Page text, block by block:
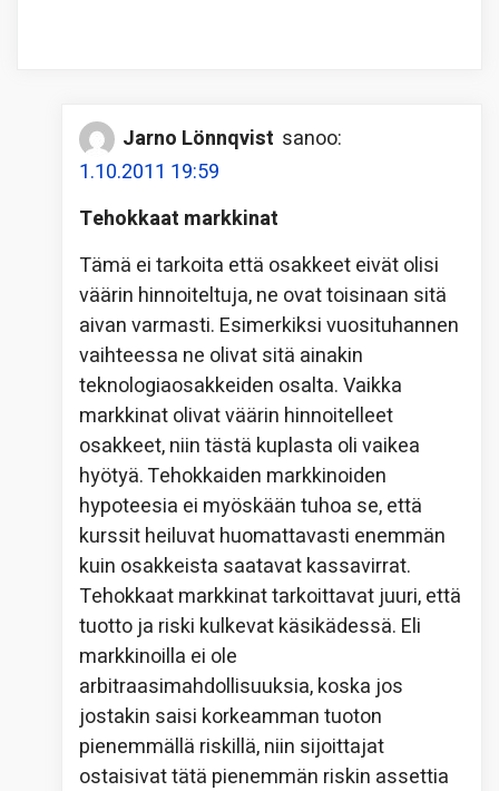
Jarno Lönnqvist sanoo:
1.10.2011 19:59
Tehokkaat markkinat
Tämä ei tarkoita että osakkeet eivät olisi
väärin hinnoiteltuja, ne ovat toisinaan sitä
aivan varmasti. Esimerkiksi vuosituhannen
vaihteessa ne olivat sitä ainakin
teknologiaosakkeiden osalta. Vaikka
markkinat olivat väärin hinnoitelleet
osakkeet, niin tästä kuplasta oli vaikea
hyötyä. Tehokkaiden markkinoiden
hypoteesia ei myöskään tuhoa se, että
kurssit heiluvat huomattavasti enemmän
kuin osakkeista saatavat kassavirrat.
Tehokkaat markkinat tarkoittavat juuri, että
tuotto ja riski kulkevat käsikädessä. Eli
markkinoilla ei ole
arbitraasimahdollisuuksia, koska jos
jostakin saisi korkeamman tuoton
pienemmällä riskillä, niin sijoittajat
ostaisivat tätä pienemmän riskin assettia